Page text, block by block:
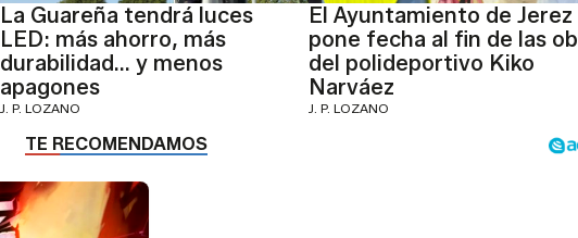
La Guareña tendrá luces
LED: más ahorro, más
durabilidad... y menos
apagones
J. P. LOZANO
El Ayuntamiento de Jerez
pone fecha al fin de las
del polideportivo Kiko
Narváez
J. P. LOZANO